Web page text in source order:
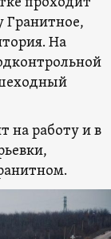
Гранитное,
На
на работу и в